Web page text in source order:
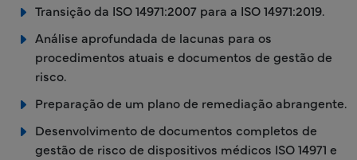
Transição da ISO 14971:2007 para a ISO 14971:2019.
Análise aprofundada de lacunas para os
procedimentos atuais e documentos de gestão de
risco.
Preparação de um plano de remediação abrangente.
Desenvolvimento de documentos completos de
gestão de risco de dispositivos médicos ISO 14971 e